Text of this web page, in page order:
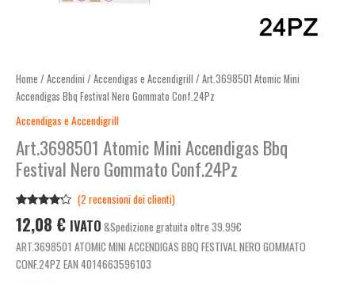
Home / Accendini / Accendigas e Accendigrill / Art.3698501 Atomic Mini
Accendigas Bbq Festival Nero Gommato Conf.24Pz
Accendigas e Accendigrill
Art.3698501 Atomic Mini Accendigas Bbq
Festival Nero Gommato Conf.24Pz
4.00
su
5 su
base di
(2 recensioni dei clienti)
12,08 € IVATO &Spedizione gratuita oltre 39.99€
ART.3698501 ATOMIC MINI ACCENDIGAS BBQ FESTIVAL NERO GOMMATO
CONF.24PZ EAN 4014663596103